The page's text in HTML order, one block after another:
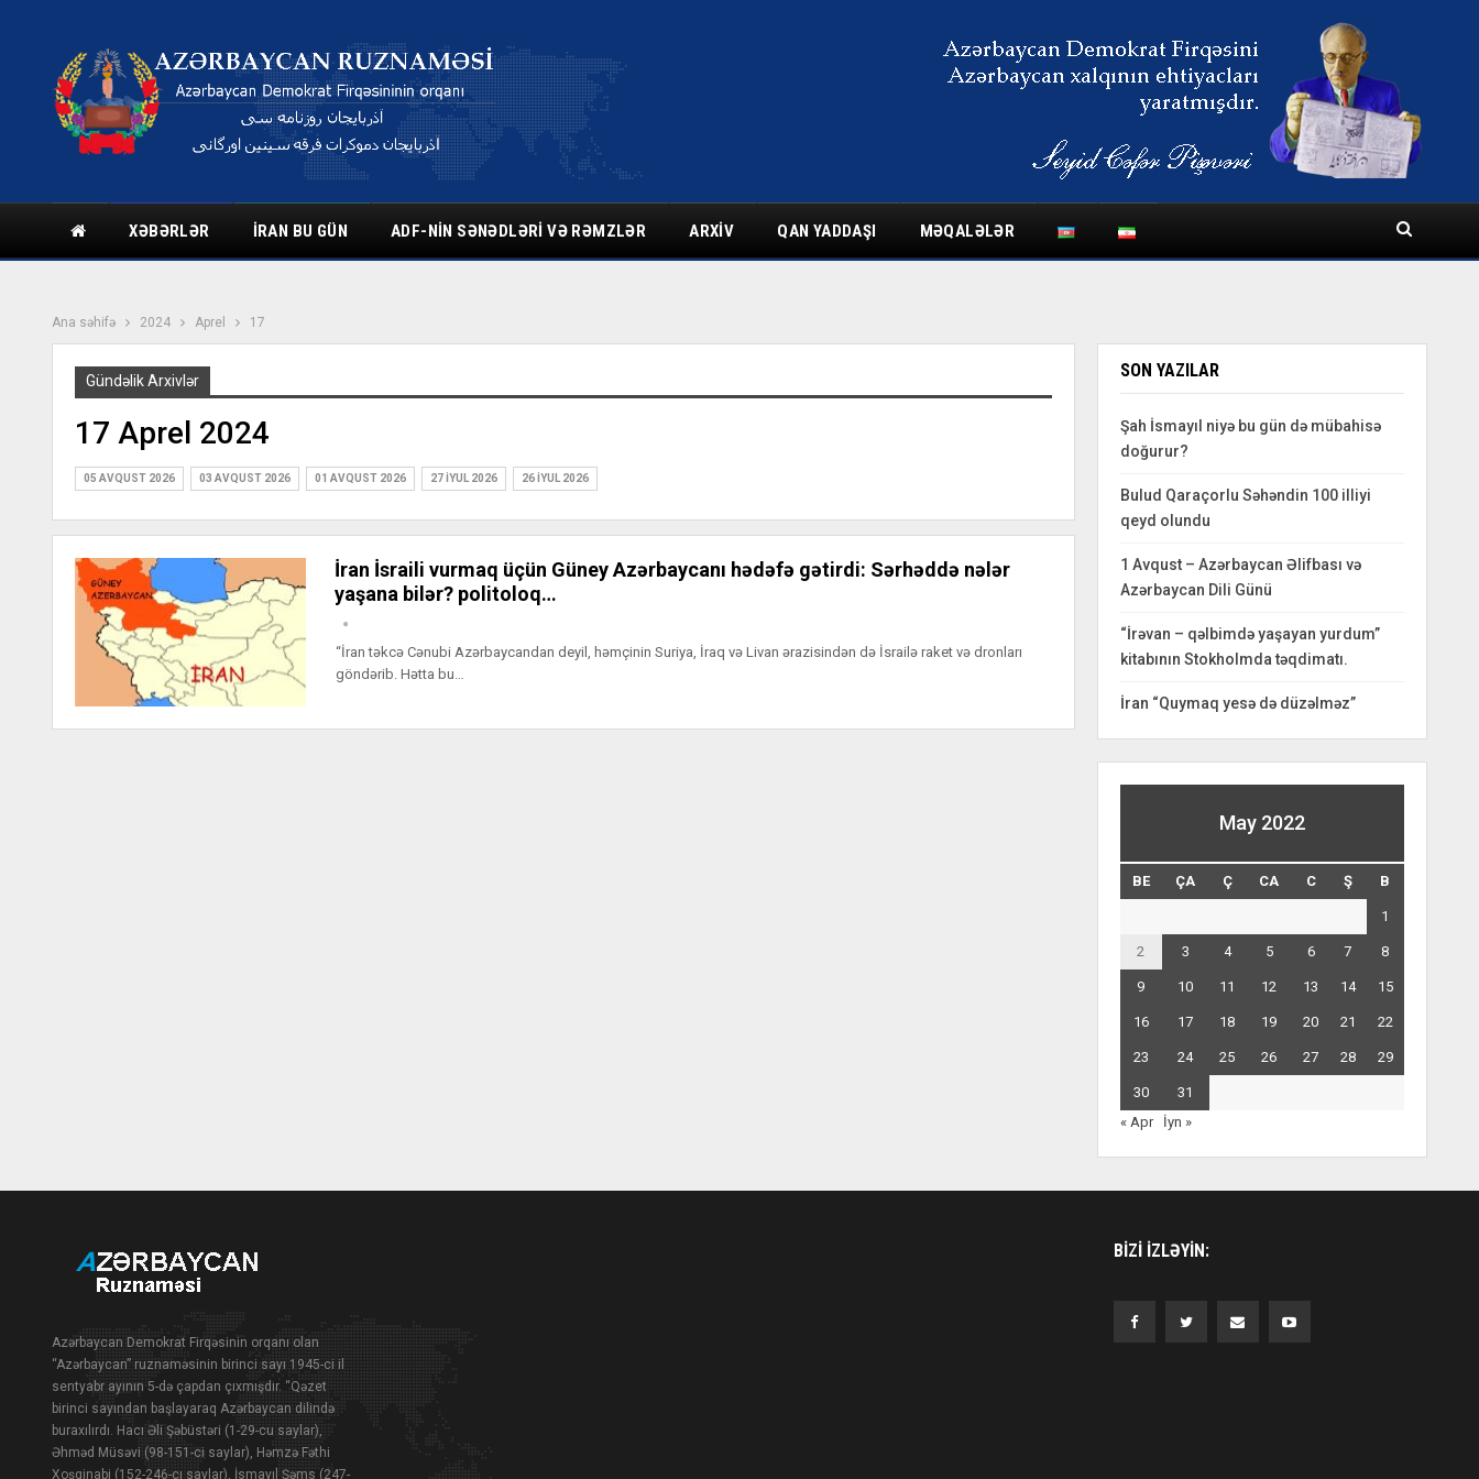
XƏBƏRLƏR İRAN BU GÜN ADF-NIN SƏNƏDLƏRI VƏ RƏMZLƏR ARXIV QAN YADDAŞI MƏQALƏLƏR
Ana səhifə 2024 Aprel 17
Gündəlik Arxivlər
17 Aprel 2024
05 AVQUST 2026 03 AVQUST 2026 01 AVQUST 2026 27 İYUL 2026 26 İYUL 2026
İran İsraili vurmaq üçün Güney Azərbaycanı hədəfə gətirdi: Sərhəddə nələr
yaşana bilər? politoloq…
“İran təkcə Cənubi Azərbaycandan deyil, həmçinin Suriya, İraq və Livan ərazisindən də İsrailə raket və dronları
göndərib. Hətta bu…
SON YAZILAR
Şah İsmayıl niyə bu gün də mübahisə
doğurur?
Bulud Qaraçorlu Səhəndin 100 illiyi
qeyd olundu
1 Avqust – Azərbaycan Əlifbası və
Azərbaycan Dili Günü
“İrəvan – qəlbimdə yaşayan yurdum”
kitabının Stokholmda təqdimatı.
İran “Quymaq yesə də düzəlməz”
May 2022
BE ÇA Ç CA C Ş B
1
2 3 4 5 6 7 8
9 10 11 12 13 14 15
16 17 18 19 20 21 22
23 24 25 26 27 28 29
30
31
« Apr
İyn »
Azərbaycan Demokrat Firqəsinin orqanı olan
“Azərbaycan” ruznaməsinin birinci sayı 1945-ci il
sentyabr ayının 5-də çapdan çıxmışdır. “Qəzet
birinci sayından başlayaraq Azərbaycan dilində
buraxılırdı. Hacı Əli Şəbüstəri (1-29-cu saylar),
Əhməd Müsəvi (98-151-ci saylar), Həmzə Fəthi
Xoşginabi (152-246-cı saylar), İsmayıl Şəms (247-
BIZI IZLƏYIN: